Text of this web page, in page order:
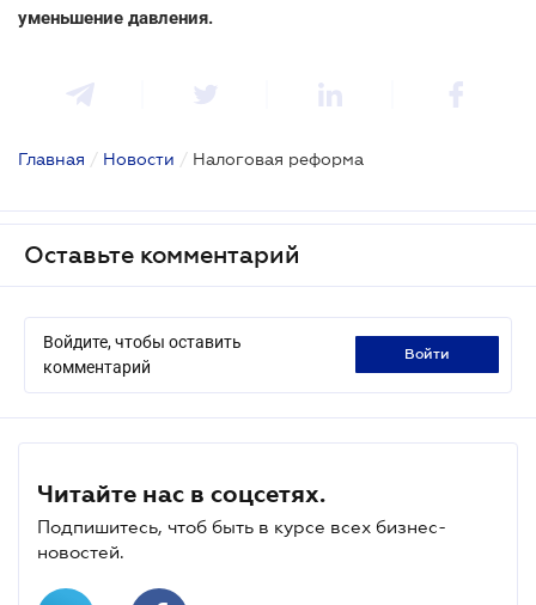
уменьшение давления.
Главная / Новости / Налоговая реформа
Оставьте комментарий
Войдите, чтобы оставить
комментарий
войти
Читайте нас в соцсетях.
Подпишитесь, чтоб быть в курсе всех бизнес-
новостей.